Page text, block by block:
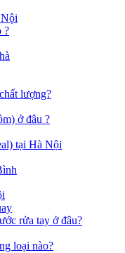
?
lượng?
ở đâu ?
tại Hà Nội
rửa tay ở đâu?
loại nào?